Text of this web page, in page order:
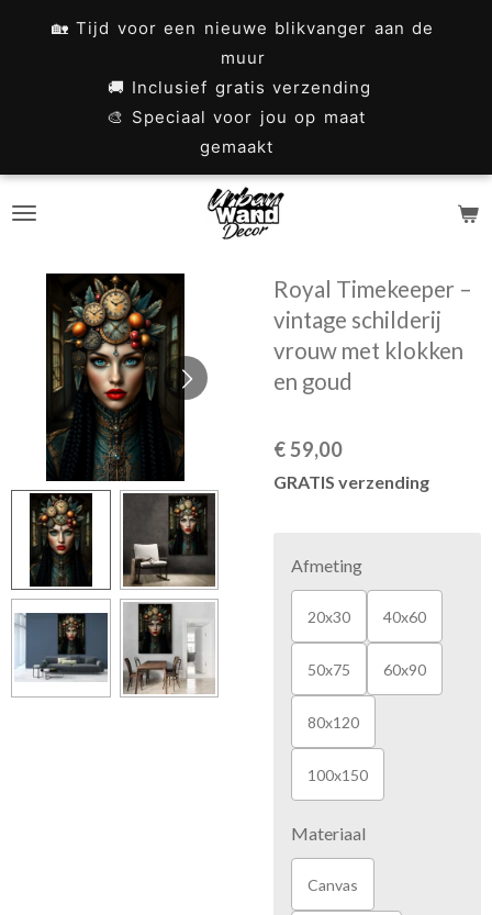
🏡 Tijd voor een nieuwe blikvanger aan de
muur
🚚 Inclusief gratis verzending
🎨 Speciaal voor jou op maat
gemaakt
Royal Timekeeper –
vintage schilderij
vrouw met klokken
en goud
€ 59,00
GRATIS verzending
Afmeting
20x30 40x60
50x75 60x90
80x120
100x150
Materiaal
Canvas